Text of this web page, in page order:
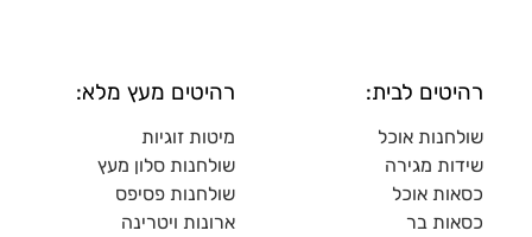
רהיטים לבית:
שולחנות אוכל
שידות מגירה
כסאות אוכל
כסאות בר
רהיטים מעץ מלא:
מיטות זוגיות
שולחנות סלון מעץ
שולחנות פסיפס
ארונות ויטרינה